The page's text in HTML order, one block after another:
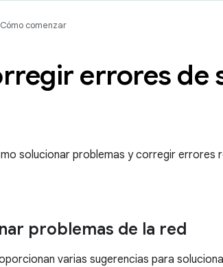
Cómo comenzar
errores de
solucionar problemas y corregir errores
problemas de la red
varias sugerencias para